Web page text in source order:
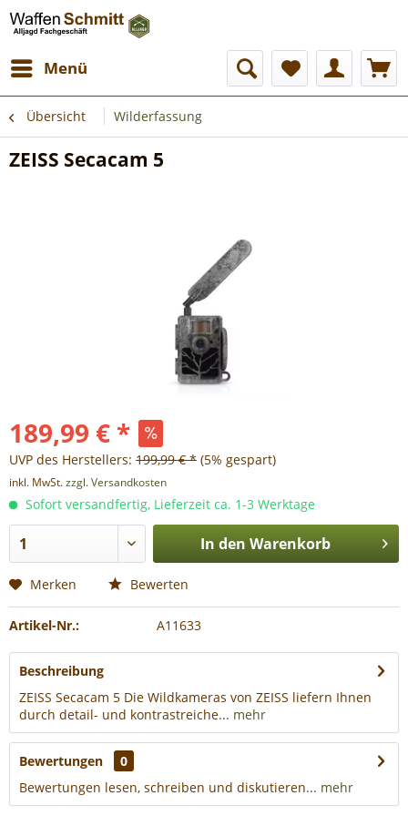
Menü
Übersicht Wilderfassung
ZEISS Secacam 5
189,99 € *
UVP des Herstellers: 199,99 € * (5% gespart)
inkl. MwSt.zzgl. Versandkosten
Sofort versandfertig, Lieferzeit ca. 1-3 Werktage
In den Warenkorb
Merken Bewerten
Artikel-Nr.: A11633
Beschreibung
ZEISS Secacam 5 Die Wildkameras von ZEISS liefern Ihnen
durch detail- und kontrastreiche... mehr
Bewertungen
0
Bewertungen lesen, schreiben und diskutieren... mehr